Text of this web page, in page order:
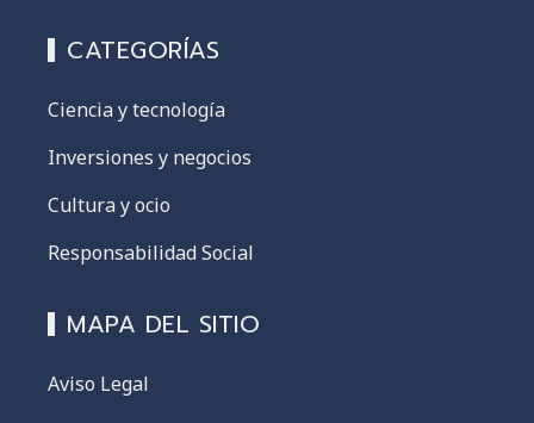
CATEGORÍAS
Ciencia y tecnología
Inversiones y negocios
Cultura y ocio
Responsabilidad Social
MAPA DEL SITIO
Aviso Legal